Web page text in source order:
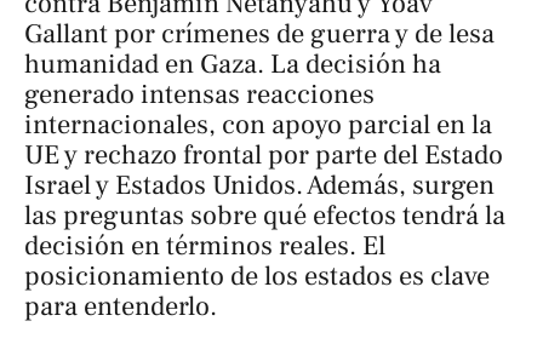
Gallant por crímenes de guerra y de lesa
humanidad en Gaza. La decisión ha
generado intensas reacciones
internacionales, con apoyo parcial en la
UE y rechazo frontal por parte del Estado
Israel y Estados Unidos. Además, surgen
las preguntas sobre qué efectos tendrá la
decisión en términos reales. El
posicionamiento de los estados es clave
para entenderlo.